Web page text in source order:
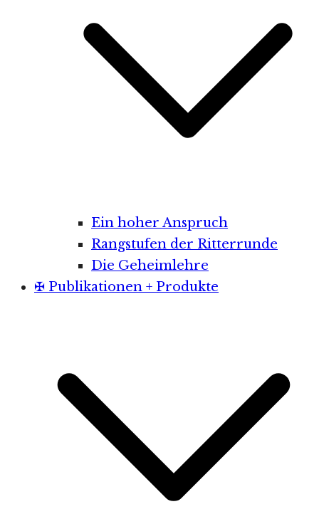
Ein hoher Anspruch
Rangstufen der Ritterrunde
Die Geheimlehre
✠ Publikationen + Produkte